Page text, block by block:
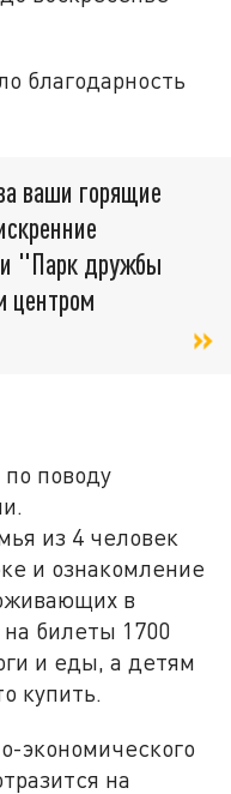
благодарность
ваши горящие
"Парк дружбы
центром
поводу
из 4 человек
и ознакомление
в
билеты 1700
и еды, а детям
купить.
экономического
на